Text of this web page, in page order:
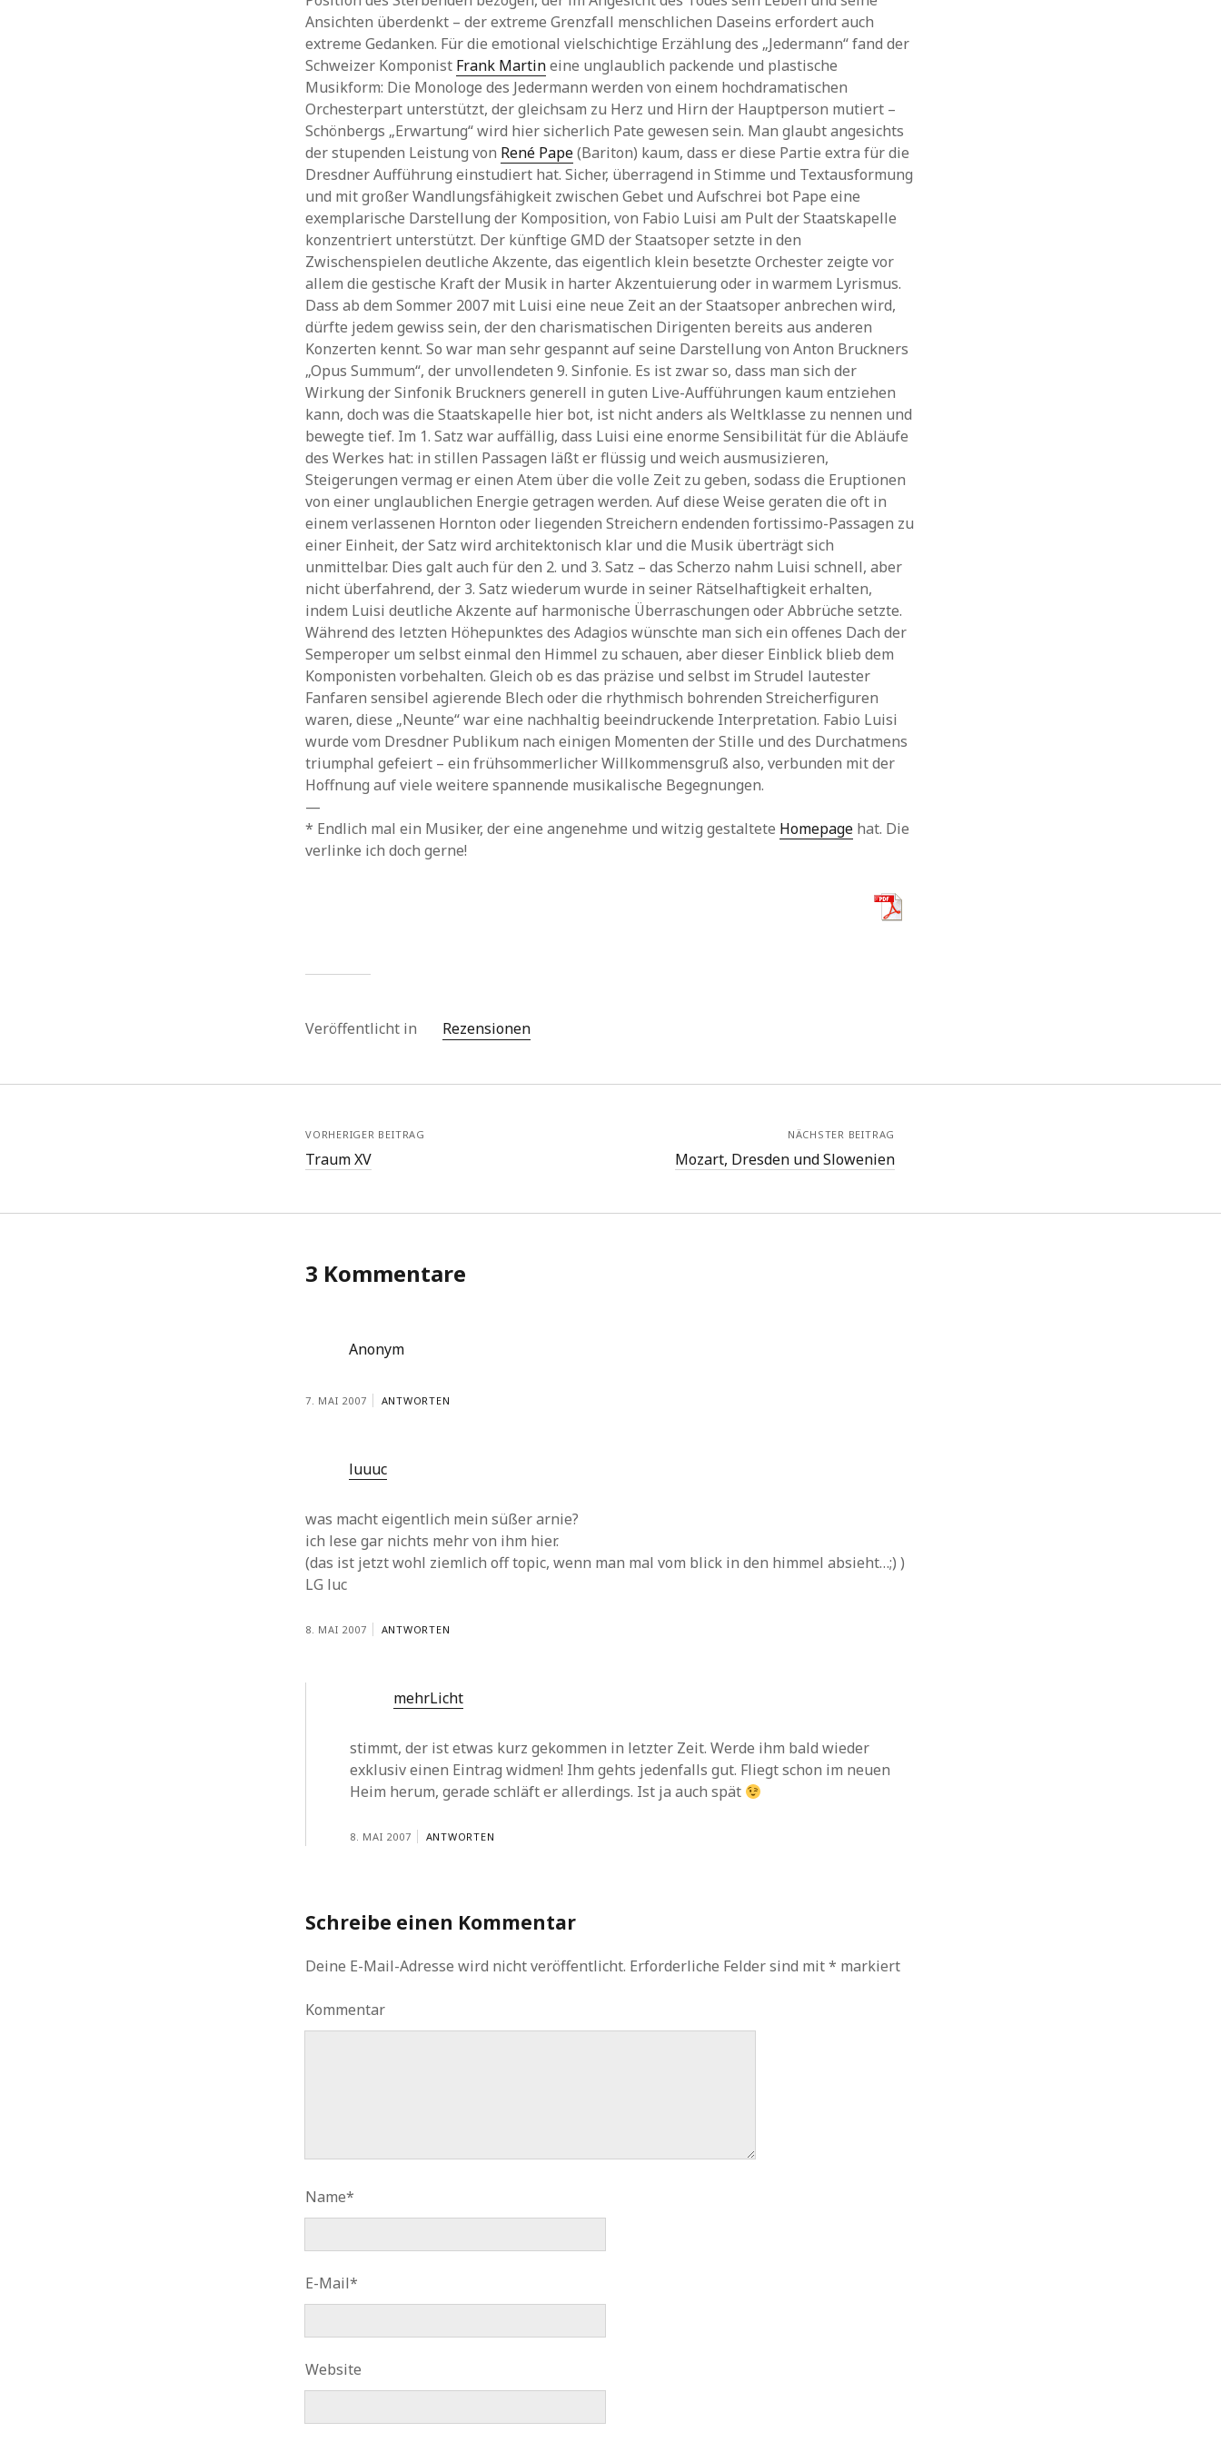
Ansichten überdenkt – der extreme Grenzfall menschlichen Daseins erfordert auch
extreme Gedanken. Für die emotional vielschichtige Erzählung des „Jedermann“ fand der
Schweizer Komponist Frank Martineine unglaublich packende und plastische
Musikform: Die Monologe des Jedermann werden von einem hochdramatischen
Orchesterpart unterstützt, der gleichsam zu Herz und Hirn der Hauptperson mutiert –
Schönbergs „Erwartung“ wird hier sicherlich Pate gewesen sein. Man glaubt angesichts
der stupenden Leistung von René Pape(Bariton) kaum, dass er diese Partie extra für die
Dresdner Aufführung einstudiert hat. Sicher, überragend in Stimme und Textausformung
und mit großer Wandlungsfähigkeit zwischen Gebet und Aufschrei bot Pape eine
exemplarische Darstellung der Komposition, von Fabio Luisi am Pult der Staatskapelle
konzentriert unterstützt. Der künftige GMD der Staatsoper setzte in den
Zwischenspielen deutliche Akzente, das eigentlich klein besetzte Orchester zeigte vor
allem die gestische Kraft der Musik in harter Akzentuierung oder in warmem Lyrismus.
Dass ab dem Sommer 2007 mit Luisi eine neue Zeit an der Staatsoper anbrechen wird,
dürfte jedem gewiss sein, der den charismatischen Dirigenten bereits aus anderen
Konzerten kennt. So war man sehr gespannt auf seine Darstellung von Anton Bruckners
„Opus Summum“, der unvollendeten 9. Sinfonie. Es ist zwar so, dass man sich der
Wirkung der Sinfonik Bruckners generell in guten Live-Aufführungen kaum entziehen
kann, doch was die Staatskapelle hier bot, ist nicht anders als Weltklasse zu nennen und
bewegte tief. Im 1. Satz war auffällig, dass Luisi eine enorme Sensibilität für die Abläufe
des Werkes hat: in stillen Passagen läßt er flüssig und weich ausmusizieren,
Steigerungen vermag er einen Atem über die volle Zeit zu geben, sodass die Eruptionen
von einer unglaublichen Energie getragen werden. Auf diese Weise geraten die oft in
einem verlassenen Hornton oder liegenden Streichern endenden fortissimo-Passagen zu
einer Einheit, der Satz wird architektonisch klar und die Musik überträgt sich
unmittelbar. Dies galt auch für den 2. und 3. Satz – das Scherzo nahm Luisi schnell, aber
nicht überfahrend, der 3. Satz wiederum wurde in seiner Rätselhaftigkeit erhalten,
indem Luisi deutliche Akzente auf harmonische Überraschungen oder Abbrüche setzte.
Während des letzten Höhepunktes des Adagios wünschte man sich ein offenes Dach der
Semperoper um selbst einmal den Himmel zu schauen, aber dieser Einblick blieb dem
Komponisten vorbehalten. Gleich ob es das präzise und selbst im Strudel lautester
Fanfaren sensibel agierende Blech oder die rhythmisch bohrenden Streicherfiguren
waren, diese „Neunte“ war eine nachhaltig beeindruckende Interpretation. Fabio Luisi
wurde vom Dresdner Publikum nach einigen Momenten der Stille und des Durchatmens
triumphal gefeiert – ein frühsommerlicher Willkommensgruß also, verbunden mit der
Hoffnung auf viele weitere spannende musikalische Begegnungen.
—
* Endlich mal ein Musiker, der eine angenehme und witzig gestaltete Homepage hat. Die
verlinke ich doch gerne!
Veröffentlicht in Rezensionen
VORHERIGER BEITRAG
Traum XV
NÄCHSTER BEITRAG
Mozart, Dresden und Slowenien
3 Kommentare
Anonym
7. MAI 2007 ANTWORTEN
luuuc
was macht eigentlich mein süßer arnie?
ich lese gar nichts mehr von ihm hier.
(das ist jetzt wohl ziemlich off topic, wenn man mal vom blick in den himmel absieht…;) )
LG luc
8. MAI 2007 ANTWORTEN
mehrLicht
stimmt, der ist etwas kurz gekommen in letzter Zeit. Werde ihm bald wieder
exklusiv einen Eintrag widmen! Ihm gehts jedenfalls gut. Fliegt schon im neuen
Heim herum, gerade schläft er allerdings. Ist ja auch spät
8. MAI 2007 ANTWORTEN
Schreibe einen Kommentar
Deine E-Mail-Adresse wird nicht veröffentlicht. Erforderliche Felder sind mit* markiert
Kommentar
Name*
E-Mail*
Website